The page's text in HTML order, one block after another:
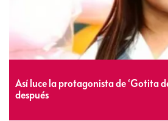
Así luce la protagonista de ‘Gotita
después